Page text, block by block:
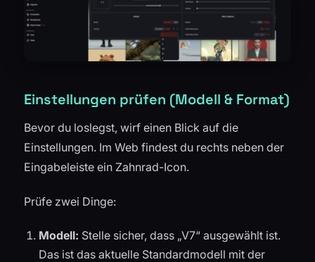
Einstellungen prüfen (Modell & Format)
Bevor du loslegst, wirf einen Blick auf die
Einstellungen. Im Web findest du rechts neben der
Eingabeleiste ein Zahnrad-Icon.
Prüfe zwei Dinge:
Modell: Stelle sicher, dass „V7“ ausgewählt ist.
Das ist das aktuelle Standardmodell mit der